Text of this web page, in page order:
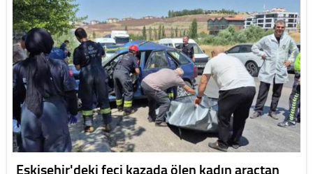
Eskişehir'deki feci kazada ölen kadın araçtan